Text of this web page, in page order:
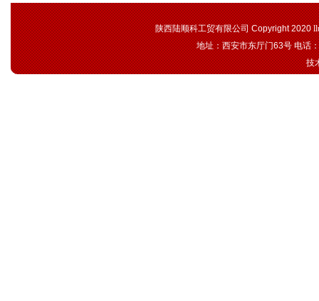
陕西陆顺科工贸有限公司 Copyright 2020
地址：西安市东厅门63号 电话
技